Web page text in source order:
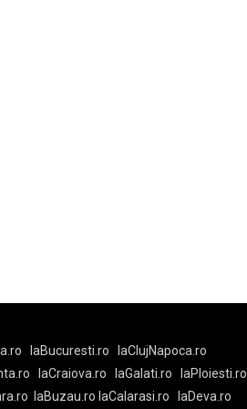
laBucuresti.ro
laClujNapoca.ro
laCraiova.ro laGalati.ro
laPloiesti.ro
laBuzau.ro laCalarasi.ro laDeva.ro